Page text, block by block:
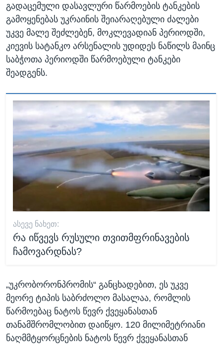
გადაცემული დასავლური წარმოების ტანკების
გამოყენებას უკრაინის შეიარაღებული ძალები
უკვე მალე შეძლებენ, მოკლევადიან პერიოდში,
კიევის სატანკო არსენალის უდიდეს ნაწილს მაინც
საბჭოთა პერიოდში წარმოებული ტანკები
შეადგენს.
ᲐᲡᲔᲕᲔ ᲜᲐᲮᲔᲗ:
რა იწვევს რუსული თვითმფრინავების
ჩამოვარდნას?
„უკრობორონპრომის“ განცხადებით, ეს უკვე
მეორე ტიპის საბრძოლო მასალაა, რომლის
წარმოებაც ნატოს წევრ ქვეყანასთან
თანამშრომლობით დაიწყო. 120 მილიმეტრიანი
ნაღმმტყორცნების ნატოს წევრ ქვეყანასთან